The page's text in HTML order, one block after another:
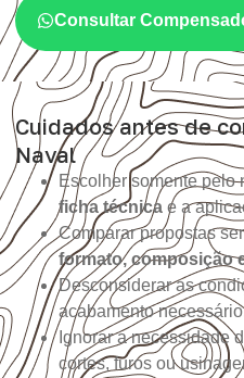
Consultar
Cuidados antes de
Naval
Escolher somente pelo
ficha técnica e a
Comparar propostas
formato, composição
Desconsiderar as
acabamento
Ignorar a necessidade
cortes, furos ou